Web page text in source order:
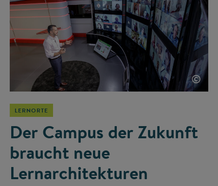
©
LERNORTE
Der Campus der Zukunft
braucht neue
Lernarchitekturen